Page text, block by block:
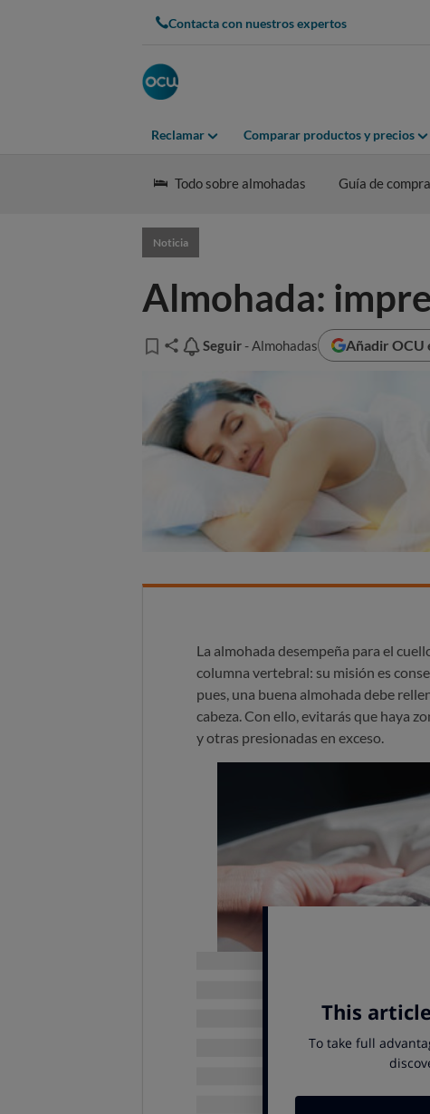
Contacta con nuestros expertos
Reclamar Comparar productos y precios
Todo sobre almohadas Guía de compra
Noticia
Almohada:
Seguir
Seguir - Almohadas Añadir OCU
La almohada desempeña para el
columna vertebral: su misión es
pues, una buena almohada debe
cabeza. Con ello, evitarás que haya
y otras presionadas en exceso.
Cuestión de altura